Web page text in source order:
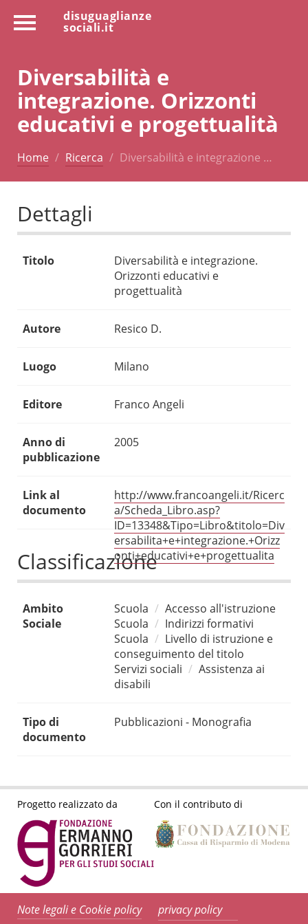
disuguaglianze
sociali.it
Diversabilità e
integrazione. Orizzonti
educativi e progettualità
Home Ricerca Diversabilità e integrazione …
Dettagli
Titolo
Diversabilità e integrazione.
Orizzonti educativi e
progettualità
Autore Resico D.
Luogo Milano
Editore Franco Angeli
Anno di
pubblicazione
2005
Link al
documento
http://www.francoangeli.it/Ricerc
a/Scheda_Libro.asp?
ID=13348&Tipo=Libro&titolo=Div
ersabilita+e+integrazione.+Orizz
onti+educativi+e+progettualita
Classificazione
Ambito
Sociale
Scuola
Accesso all'istruzione
Scuola
Indirizzi formativi
Scuola
Livello di istruzione e
conseguimento del titolo
Servizi sociali
Assistenza ai
disabili
Tipo di
documento
Pubblicazioni - Monografia
Progetto realizzato da Con il contributo di
Note legali e Cookie policy privacy policy